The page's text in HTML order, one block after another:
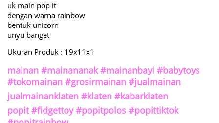
uk main pop it
dengan warna rainbow
bentuk unicorn
unyu banget
Ukuran Produk : 19x11x1
mainan #mainananak #mainanbayi #babytoys
#tokomainan #grosirmainan #jualmainan
jualmainanklaten #klaten #kabarklaten
popit #fidgettoy #popitpolos #popittiktok